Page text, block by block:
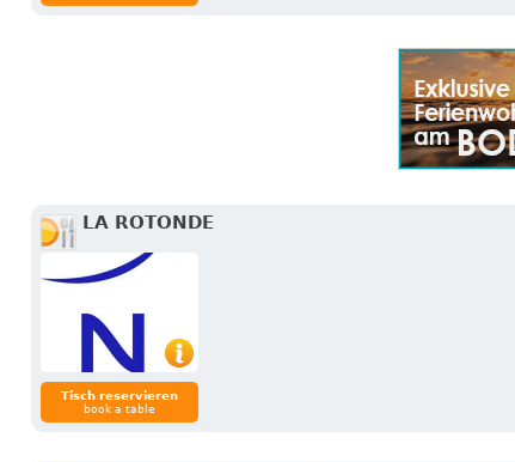
LA ROTONDE
Tisch reservieren
book a table